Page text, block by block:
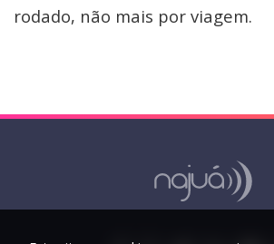
rodado, não mais por viagem.